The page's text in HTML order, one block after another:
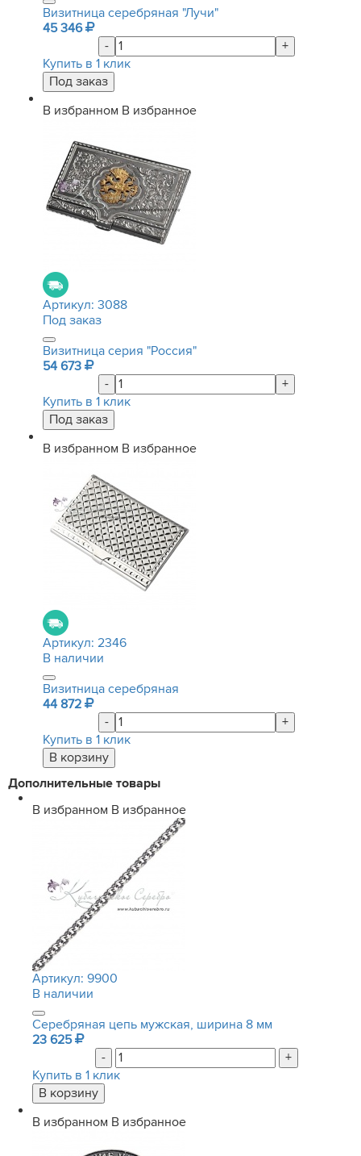
Визитница серебряная "Лучи"
45 346
-
+
Купить в 1 клик
В избранном В избранное
Артикул: 3088
Под заказ
Визитница серия "Россия"
54 673
-
+
Купить в 1 клик
В избранном В избранное
Артикул: 2346
В наличии
Визитница серебряная
44 872
-
+
Купить в 1 клик
Дополнительные товары
В избранном В избранное
Артикул: 9900
В наличии
Серебряная цепь мужская, ширина 8 мм
23 625
-
+
Купить в 1 клик
В избранном В избранное